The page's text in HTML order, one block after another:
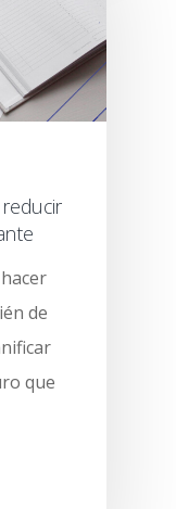
de
que
de venta
y gestión
Delivery por
Truck
al
19